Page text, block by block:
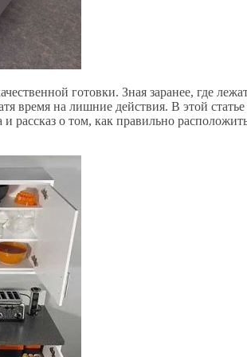
готовки. Зная заранее, где
время на лишние действия. В этой статье
рассказ о том, как правильно